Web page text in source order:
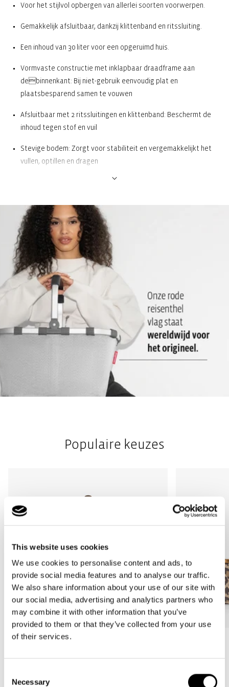
This website uses cookies
We use cookies to personalise content and ads, to
provide social media features and to analyse our traffic.
We also share information about your use of our site with
our social media, advertising and analytics partners who
may combine it with other information that you’ve
provided to them or that they’ve collected from your use
of their services.
Selection
Necessary
Voor het stijlvol opbergen van allerlei soorten voorwerpen.
Gemakkelijk afsluitbaar, dankzij klittenband en ritssluiting.
Een inhoud van 30 liter voor een opgeruimd huis.
Vormvaste constructie met inklapbaar draadframe aan
debinnenkant: Bij niet-gebruik eenvoudig plat en
plaatsbesparend samen te vouwen
Afsluitbaar met 2 ritssluitingen en klittenband: Beschermt de
inhoud tegen stof en vuil
Stevige bodem: Zorgt voor stabiliteit en vergemakkelijkt het
vullen, optillen en dragen
2 draaghendels: Ideaal ook om de box uit een kast of rek te
Populaire keuzes
Bestseller
Normale
59,95€
Normale
37,95€